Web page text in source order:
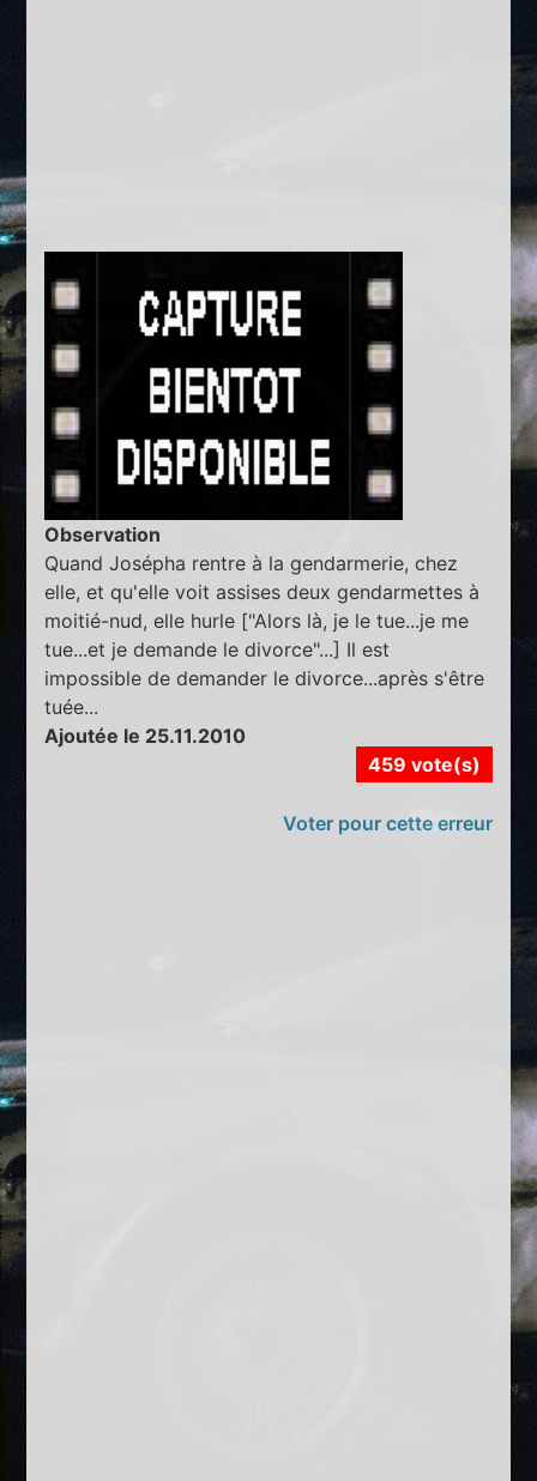
Observation
Quand Josépha rentre à la gendarmerie, chez
elle, et qu'elle voit assises deux gendarmettes à
moitié-nud, elle hurle ["Alors là, je le tue...je me
tue...et je demande le divorce"...] Il est
impossible de demander le divorce...après s'être
tuée...
Ajoutée le 25.11.2010
459 vote(s)
Voter pour cette erreur